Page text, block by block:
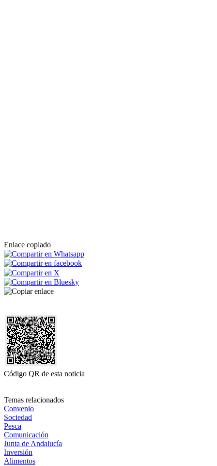
Enlace copiado
Código QR de esta noticia
Temas relacionados
Convenio
Sociedad
Pesca
Comunicación
Junta de Andalucía
Inversión
Alimentos